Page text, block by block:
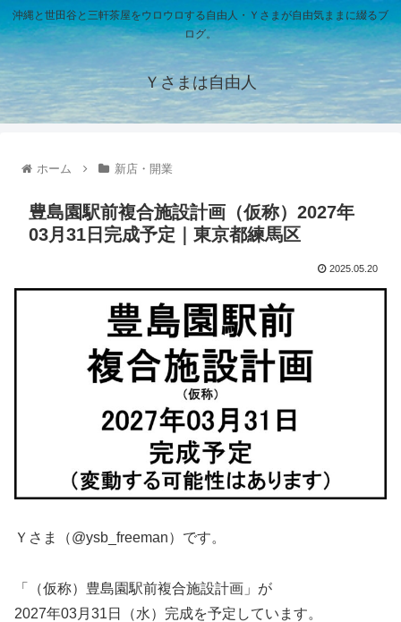
沖縄と世田谷と三軒茶屋をウロウロする自由人・Ｙさまが自由気ままに綴るブ
ログ。
Ｙさまは自由人
ホーム 新店・開業
豊島園駅前複合施設計画（仮称）2027年
03月31日完成予定｜東京都練馬区
2025.05.20
Ｙさま（@ysb_freeman）です。
「（仮称）豊島園駅前複合施設計画」が
2027年03月31日（水）完成を予定しています。